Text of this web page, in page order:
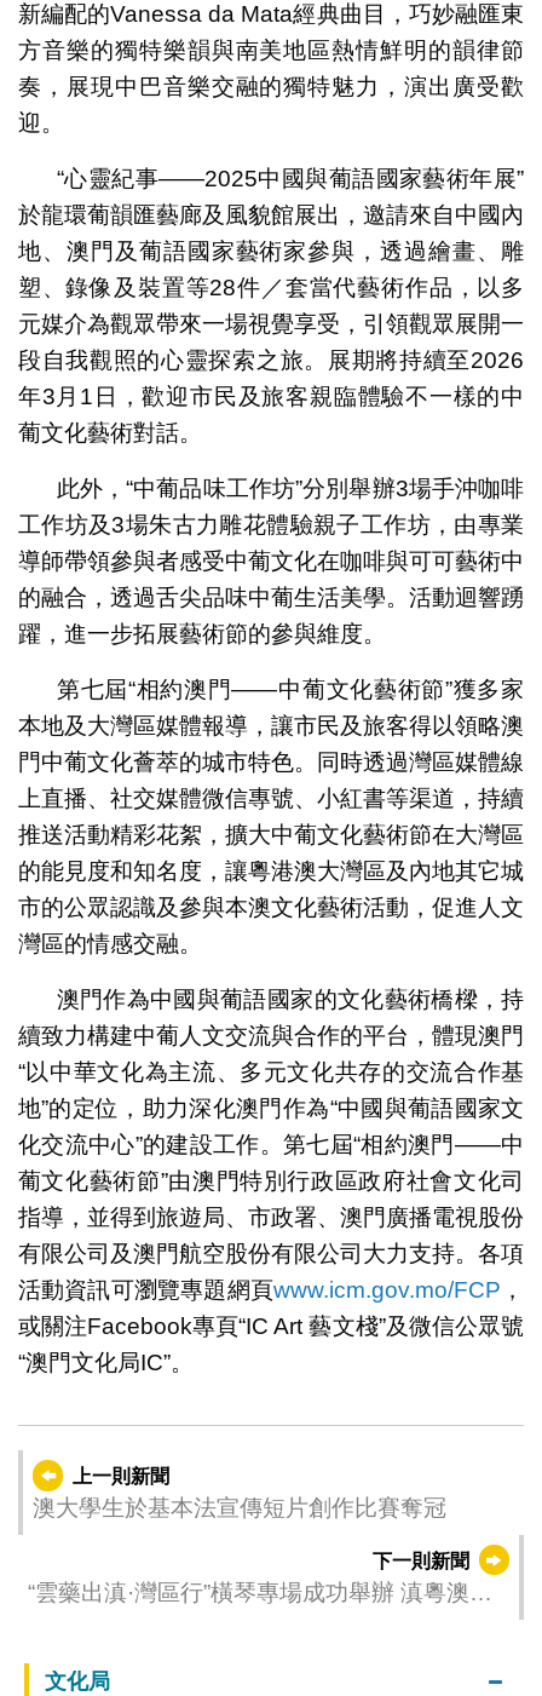
新編配的Vanessa da Mata經典曲目，巧妙融匯東
方音樂的獨特樂韻與南美地區熱情鮮明的韻律節
奏，展現中巴音樂交融的獨特魅力，演出廣受歡
迎。
“心靈紀事——2025中國與葡語國家藝術年展”
於龍環葡韻匯藝廊及風貌館展出，邀請來自中國內
地、澳門及葡語國家藝術家參與，透過繪畫、雕
塑、錄像及裝置等28件／套當代藝術作品，以多
元媒介為觀眾帶來一場視覺享受，引領觀眾展開一
段自我觀照的心靈探索之旅。展期將持續至2026
年3月1日，歡迎市民及旅客親臨體驗不一樣的中
葡文化藝術對話。
此外，“中葡品味工作坊”分別舉辦3場手沖咖啡
工作坊及3場朱古力雕花體驗親子工作坊，由專業
導師帶領參與者感受中葡文化在咖啡與可可藝術中
的融合，透過舌尖品味中葡生活美學。活動迴響踴
躍，進一步拓展藝術節的參與維度。
第七屆“相約澳門——中葡文化藝術節”獲多家
本地及大灣區媒體報導，讓市民及旅客得以領略澳
門中葡文化薈萃的城市特色。同時透過灣區媒體線
上直播、社交媒體微信專號、小紅書等渠道，持續
推送活動精彩花絮，擴大中葡文化藝術節在大灣區
的能見度和知名度，讓粵港澳大灣區及內地其它城
市的公眾認識及參與本澳文化藝術活動，促進人文
灣區的情感交融。
澳門作為中國與葡語國家的文化藝術橋樑，持
續致力構建中葡人文交流與合作的平台，體現澳門
“以中華文化為主流、多元文化共存的交流合作基
地”的定位，助力深化澳門作為“中國與葡語國家文
化交流中心”的建設工作。第七屆“相約澳門——中
葡文化藝術節”由澳門特別行政區政府社會文化司
指導，並得到旅遊局、市政署、澳門廣播電視股份
有限公司及澳門航空股份有限公司大力支持。各項
活動資訊可瀏覽專題網頁www.icm.gov.mo/FCP ，
或關注Facebook專頁“IC Art 藝文棧”及微信公眾號
“澳門文化局IC”。
上一則新聞
澳大學生於基本法宣傳短片創作比賽奪冠
下一則新聞
“雲藥出滇·灣區行”橫琴專場成功舉辦 滇粵澳中
文化局